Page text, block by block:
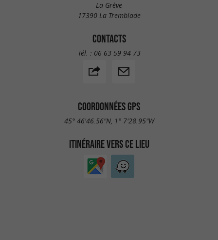
La Grève
17390 La Tremblade
CONTACTS
Tél. : 06 63 59 94 73
COORDONNÉES GPS
45° 46'46.56"N, 1° 7'28.95"W
ITINÉRAIRE VERS CE LIEU